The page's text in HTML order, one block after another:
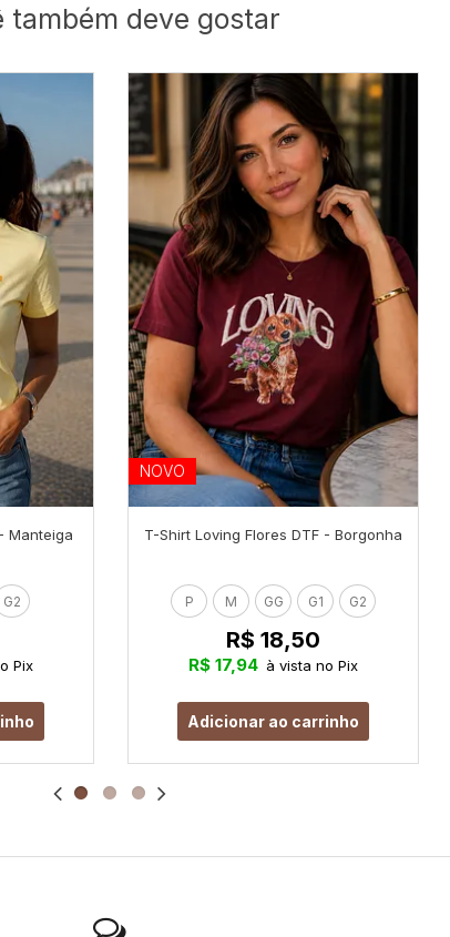
também deve gostar
Manteiga
G2
Pix
NOVO
T-Shirt Loving Flores DTF - Borgonha
P M GG G1 G2
R$ 18,50
R$ 17,94 à vista no Pix
Adicionar ao carrinho